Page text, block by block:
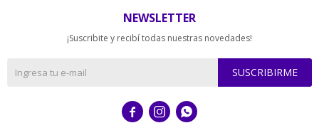
NEWSLETTER
¡Suscribite y recibí todas nuestras novedades!
SUSCRIBIRME
  